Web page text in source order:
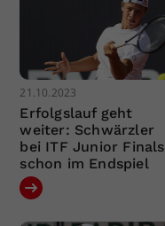
21.10.2023
Erfolgslauf geht
weiter: Schwärzler
bei ITF Junior Finals
schon im Endspiel